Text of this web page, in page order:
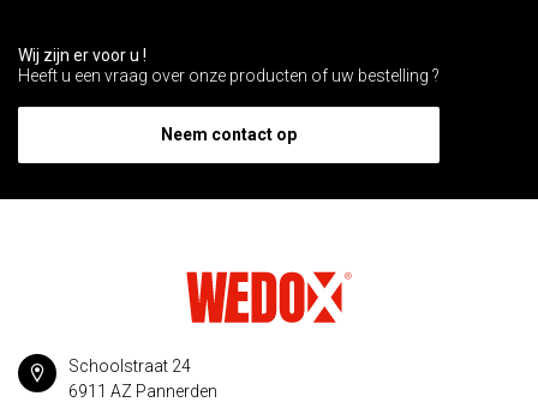
Wij zijn er voor u !
Heeft u een vraag over onze producten of uw bestelling ?
Neem contact op
Schoolstraat 24
6911 AZ Pannerden